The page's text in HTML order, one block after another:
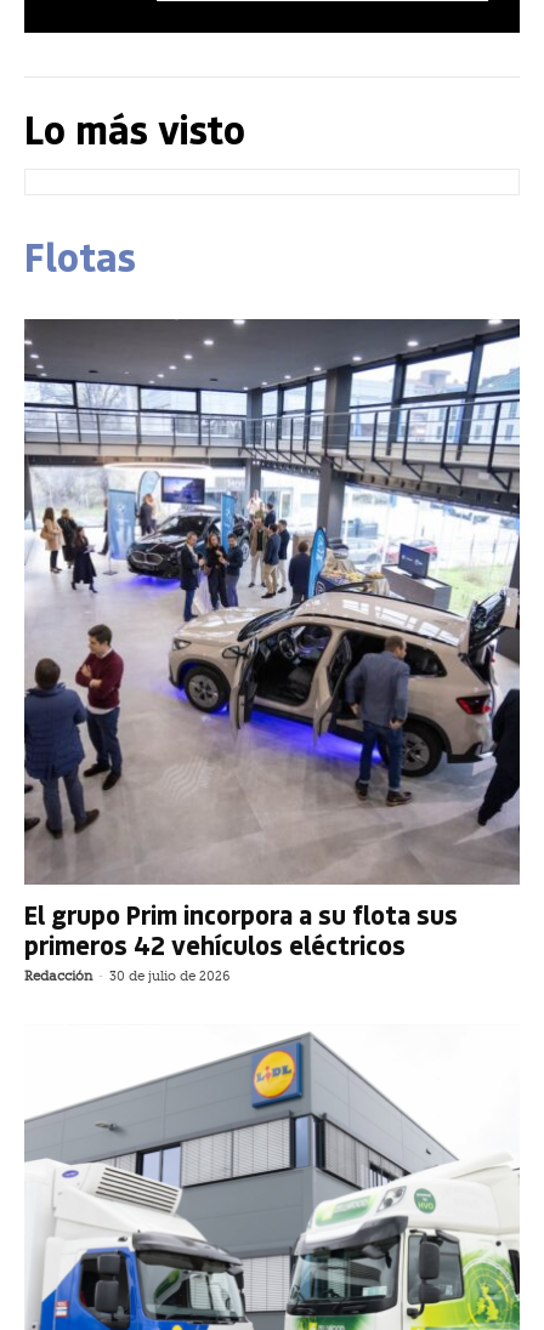
Lo más visto
Flotas
El grupo Prim incorpora a su flota sus
primeros 42 vehículos eléctricos
Redacción - 30 de julio de 2026